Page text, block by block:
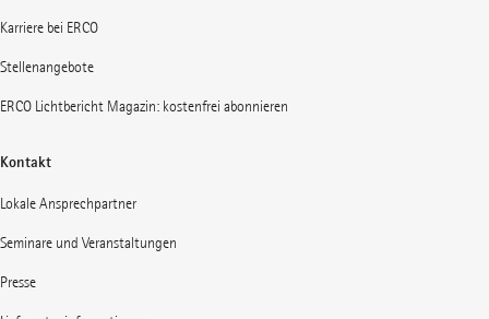
Karriere bei ERCO
Stellenangebote
ERCO Lichtbericht Magazin: kostenfrei abonnieren
Kontakt
Lokale Ansprechpartner
Seminare und Veranstaltungen
Presse